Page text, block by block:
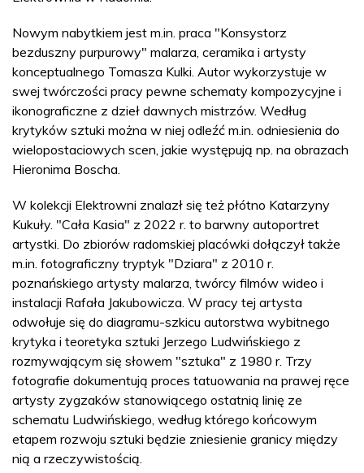
Nowym nabytkiem jest m.in. praca "Konsystorz
bezduszny purpurowy" malarza, ceramika i artysty
konceptualnego Tomasza Kulki. Autor wykorzystuje w
swej twórczości pracy pewne schematy kompozycyjne i
ikonograficzne z dzieł dawnych mistrzów. Według
krytyków sztuki można w niej odleźć m.in. odniesienia do
wielopostaciowych scen, jakie występują np. na obrazach
Hieronima Boscha.
W kolekcji Elektrowni znalazł się też płótno Katarzyny
Kukuły. "Cała Kasia" z 2022 r. to barwny autoportret
artystki. Do zbiorów radomskiej placówki dołączył także
m.in. fotograficzny tryptyk "Dziara" z 2010 r.
poznańskiego artysty malarza, twórcy filmów wideo i
instalacji Rafała Jakubowicza. W pracy tej artysta
odwołuje się do diagramu-szkicu autorstwa wybitnego
krytyka i teoretyka sztuki Jerzego Ludwińskiego z
rozmywającym się słowem "sztuka" z 1980 r. Trzy
fotografie dokumentują proces tatuowania na prawej ręce
artysty zygzaków stanowiącego ostatnią linię ze
schematu Ludwińskiego, według którego końcowym
etapem rozwoju sztuki będzie zniesienie granicy między
nią a rzeczywistością.